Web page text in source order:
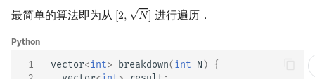
GUIDE
LaTeX 入门 锦标赛排序
优化
动态 DP
后缀自动机 (SAM)
例题：求一个数的最大素
符号化方法
分拆数
Jordan标准型
树状数组 树哈希
拆点
随机增量法
表达式求值
最简单的算法即为从 [2,
√
𝑁]
[2, N] 进行遍历．
Python
1
vector<int> breakdown(int N) {